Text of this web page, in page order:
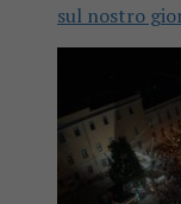
sul nostro